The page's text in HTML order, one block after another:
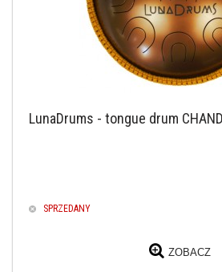
LunaDrums - tongue drum
SPRZEDANY
ZOBACZ